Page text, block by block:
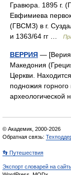
Гравюра. 1895 г.
Евфимиева
(ГВСМЗ) в г.
и 1363/64 гг …
ВЕРРИЯ — [Верия;
Македония
Церкви.
подножия
© Академик, 2000-2026
Обратная связь:
👣 Путешествия
Экспорт словарей на